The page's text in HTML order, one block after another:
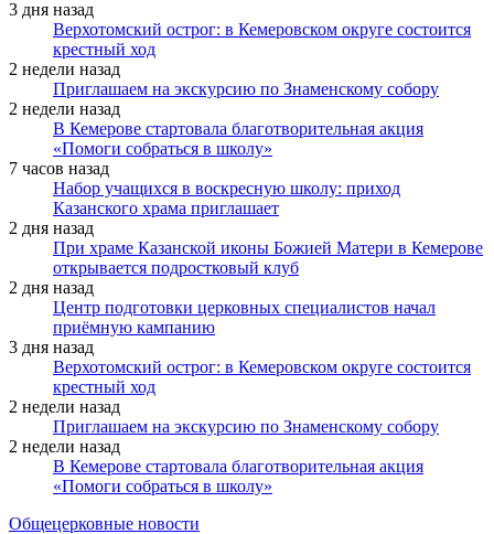
3 дня назад
Верхотомский острог: в Кемеровском округе состоится
крестный ход
2 недели назад
Приглашаем на экскурсию по Знаменскому собору
2 недели назад
В Кемерове стартовала благотворительная акция
«Помоги собраться в школу»
7 часов назад
Набор учащихся в воскресную школу: приход
Казанского храма приглашает
2 дня назад
При храме Казанской иконы Божией Матери в Кемерове
открывается подростковый клуб
2 дня назад
Центр подготовки церковных специалистов начал
приёмную кампанию
3 дня назад
Верхотомский острог: в Кемеровском округе состоится
крестный ход
2 недели назад
Приглашаем на экскурсию по Знаменскому собору
2 недели назад
В Кемерове стартовала благотворительная акция
«Помоги собраться в школу»
Общецерковные новости